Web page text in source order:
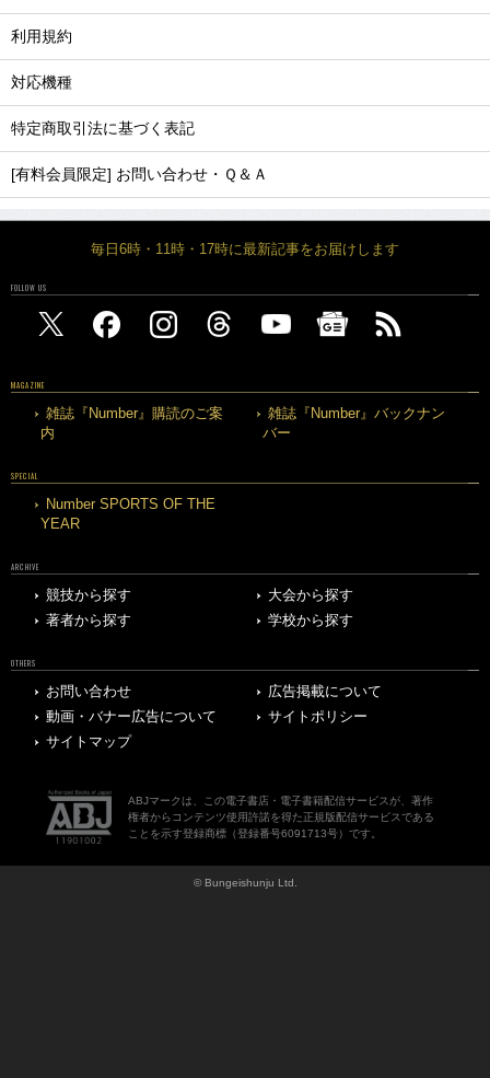
利用規約
対応機種
特定商取引法に基づく表記
[有料会員限定] お問い合わせ・Ｑ＆Ａ
毎日6時・11時・17時に最新記事をお届けします
FOLLOW US
MAGAZINE
雑誌『Number』購読のご案
内
雑誌『Number』バックナン
バー
SPECIAL
Number SPORTS OF THE
YEAR
ARCHIVE
競技から探す
大会から探す
著者から探す
学校から探す
OTHERS
お問い合わせ
広告掲載について
動画・バナー広告について
サイトポリシー
サイトマップ
ABJマークは、この電子書店・電子書籍配信サービスが、著作
権者からコンテンツ使用許諾を得た正規版配信サービスである
ことを示す登録商標（登録番号6091713号）です。
© Bungeishunju Ltd.